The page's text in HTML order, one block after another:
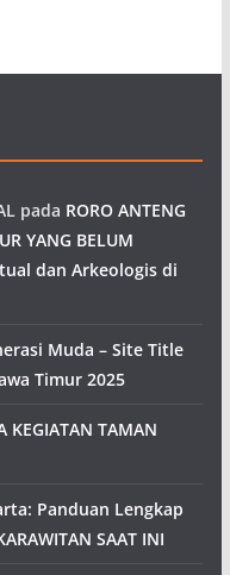
pada RORO ANTENG
YANG BELUM
dan Arkeologis di
Muda – Site Title
Timur 2025
KEGIATAN TAMAN
Panduan Lengkap
SAAT INI